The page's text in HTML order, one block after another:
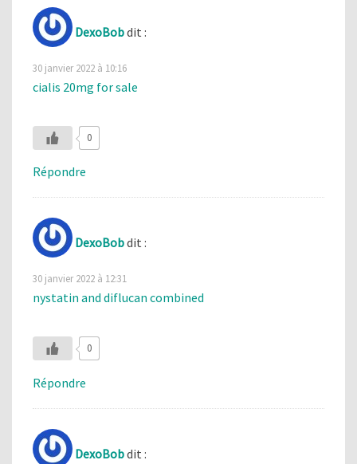
DexoBobdit :
30 janvier 2022 à 10:16
cialis 20mg for sale
0
Répondre
DexoBobdit :
30 janvier 2022 à 12:31
nystatin and diflucan combined
0
Répondre
DexoBobdit :